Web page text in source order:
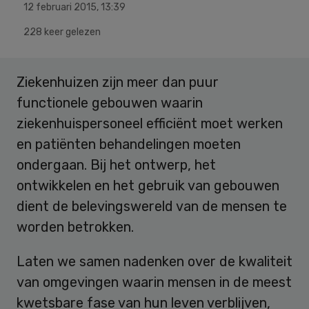
12 februari 2015, 13:39
228 keer gelezen
Ziekenhuizen zijn meer dan puur
functionele gebouwen waarin
ziekenhuispersoneel efficiënt moet werken
en patiënten behandelingen moeten
ondergaan. Bij het ontwerp, het
ontwikkelen en het gebruik van gebouwen
dient de belevingswereld van de mensen te
worden betrokken.
Laten we samen nadenken over de kwaliteit
van omgevingen waarin mensen in de meest
kwetsbare fase van hun leven verblijven,